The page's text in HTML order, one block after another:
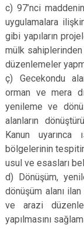
c) 97’nci
uygulamalara
gibi yapıların
mülk
düzenlemeler
ç) Gecekondu
orman ve mera
yenileme ve
alanların
Kanun
bölgelerinin
usul ve esasları
d) Dönüşüm,
dönüşüm alanı
ve arazi
yapılmasını